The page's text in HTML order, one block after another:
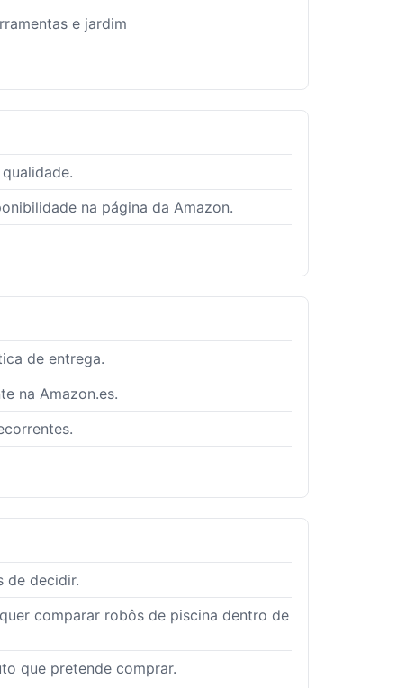
e jardim
na página da Amazon.
de entrega.
na Amazon.es.
de decidir.
comparar robôs de piscina dentro de
que pretende comprar.